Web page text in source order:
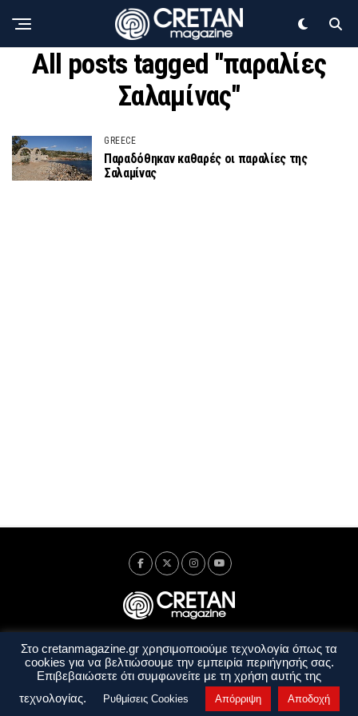
All posts tagged "παραλίες
Σαλαμίνας"
GREECE
Παραδόθηκαν καθαρές οι παραλίες της
Σαλαμίνας
Ταυτότητα Πολιτική Απορρήτου
Όροι Χρήσης
Όροι και Προϋποθέσεις
Στο cretanmagazine.gr χρησιμοποιούμε τεχνολογία όπως τα
cookies για να βελτιώσουμε την εμπειρία περιήγησής σας.
Επιβεβαιώσετε ότι συμφωνείτε με τη χρήση αυτής της
τεχνολογίας.
Ρυθμίσεις Cookies Απόρριψη Αποδοχή